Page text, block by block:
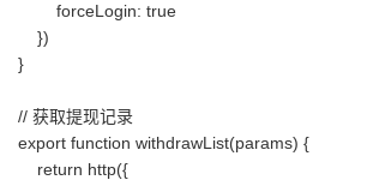
forceLogin: true
})
}
// 获取提现记录
export function withdrawList(params) {
return http({